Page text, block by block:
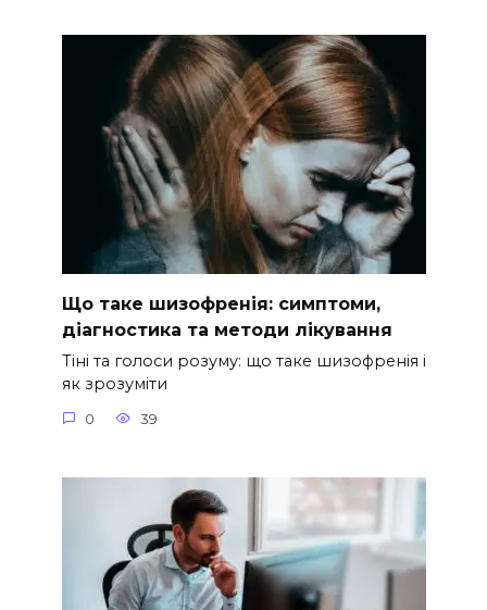
Що таке шизофренія: симптоми,
діагностика та методи лікування
Тіні та голоси розуму: що таке шизофренія і
як зрозуміти
0 39